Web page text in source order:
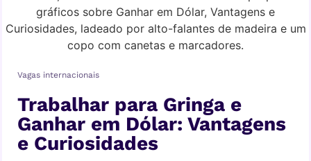
Vagas internacionais
Trabalhar para Gringa e
Ganhar em Dólar: Vantagens
e Curiosidades